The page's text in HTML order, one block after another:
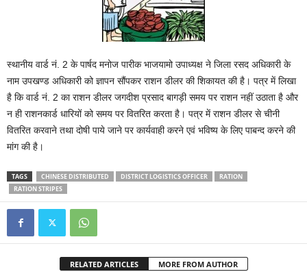
स्थानीय वार्ड नं. 2 के पार्षद मनोज पारीक भाजयामो उपाध्यक्ष ने जिला रसद अधिकारी के
नाम उपखण्ड अधिकारी को ज्ञापन सौंपकर राशन डीलर की शिकायत की है। पत्र में लिखा
है कि वार्ड नं. 2 का राशन डीलर जगदीश प्रसाद बागड़ी समय पर राशन नहीं उठाता है और
न ही राशनकार्ड धारियों को समय पर वितरित करता है। पत्र में राशन डीलर से चीनी
वितरित करवाने तथा दोषी पाये जाने पर कार्यवाही करने एवं भविष्य के लिए पाबन्द करने की
मांग की है।
TAGS CHINESE DISTRIBUTED DISTRICT LOGISTICS OFFICER
RATION
RATION STRIPES
RELATED ARTICLES MORE FROM AUTHOR